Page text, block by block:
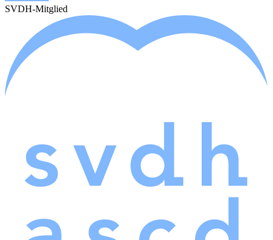
SVDH-Mitglied